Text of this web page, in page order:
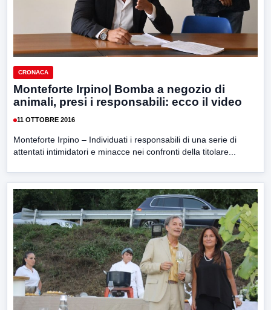
CRONACA
Monteforte Irpino| Bomba a negozio di
animali, presi i responsabili: ecco il video
11 OTTOBRE 2016
Monteforte Irpino – Individuati i responsabili di una serie di
attentati intimidatori e minacce nei confronti della titolare...